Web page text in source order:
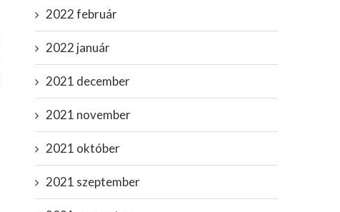
2022 február
2022 január
2021 december
2021 november
2021 október
2021 szeptember